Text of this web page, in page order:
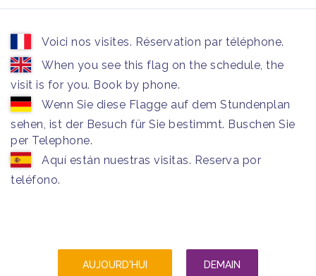
Voici nos visites. Réservation par téléphone.
When you see this flag on the schedule, the
visit is for you. Book by phone.
Wenn Sie diese Flagge auf dem Stundenplan
sehen, ist der Besuch für Sie bestimmt. Buschen Sie
per Telephone.
Aquí están nuestras visitas. Reserva por
teléfono.
AUJOURD'HUI DEMAIN